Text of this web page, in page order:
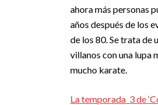
ahora más personas
años después de los
de los 80. Se trata de
villanos con una lupa
mucho karate.
La temporada 3 de